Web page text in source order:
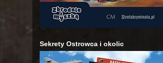
Sekrety Ostrowca i okolic